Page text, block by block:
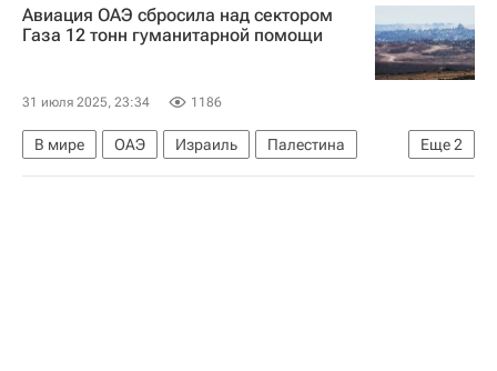
Авиация ОАЭ сбросила над сектором
Газа 12 тонн гуманитарной помощи
31 июля 2025, 23:34 1186
Еще2
В мире ОАЭ Израиль
Палестина
Сектор Газа